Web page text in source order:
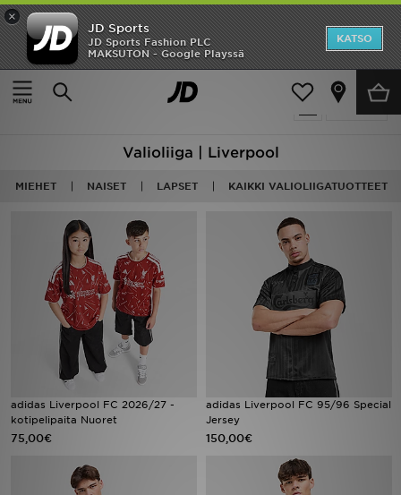
×
JD Sports
JD Sports Fashion PLC
MAKSUTON - Google Playssä
KATSO
Etusivu
Football - Liverpool
Suodata
5 tuotetta
Valioliiga | Liverpool
MIEHET NAISET LAPSET KAIKKI VALIOLIIGATUOTTEET
adidas Liverpool FC 2026/27 -
kotipelipaita Nuoret
75,00€
adidas Liverpool FC 95/96 Special
Jersey
150,00€
Etusivu
Ale
Miehet
Suosikit
Tuotemerkit
Inspiroidu
Jalkapallo
Urheilu
Lataa JD-sovellus